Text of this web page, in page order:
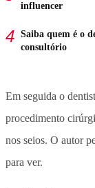
influencer
Saiba quem é o
consultório
Em seguida o
procedimento
nos seios. O autor
para ver.